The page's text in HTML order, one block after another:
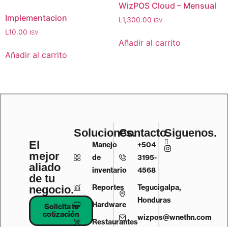
Implementacion
L 10.00 ISV
Añadir al carrito
WizPOS Cloud – Mensual
L 1,300.00 ISV
Añadir al carrito
El
mejor
aliado
de tu
negocio.
Solicita tu
cotización
Soluciones.
Manejo
de
inventario
Reportes
Hardware
Restaurantes
Contacto.
+504
3195-
4568
Tegucigalpa,
Honduras
wizpos@wnethn.com
Siguenos.